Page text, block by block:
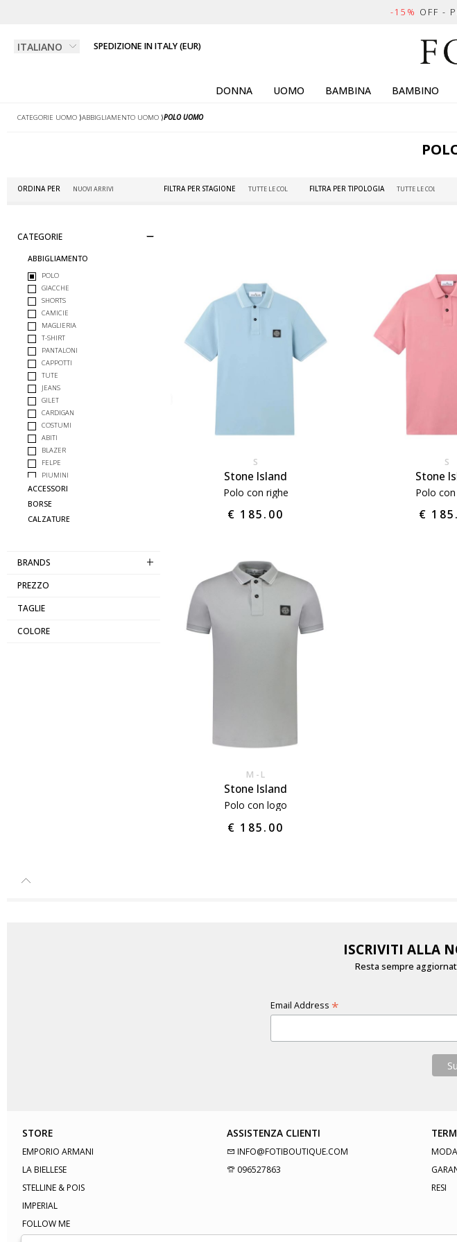
-15% OFF -
SPEDIZIONE IN ITALY (EUR)
DONNA UOMO BAMBINA BAMBINO
CATEGORIE UOMO ⟩ABBIGLIAMENTO UOMO ⟩POLO UOMO
ORDINA PER FILTRA PER STAGIONE FILTRA PER TIPOLOGIA
CATEGORIE
ABBIGLIAMENTO
POLO
GIACCHE
SHORTS
CAMICIE
MAGLIERIA
T-SHIRT
PANTALONI
CAPPOTTI
TUTE
JEANS
GILET
CARDIGAN
COSTUMI
ABITI
BLAZER
FELPE
PIUMINI
INTIMO
GIUBBOTTI
ACCESSORI
BORSE
CALZATURE
BRANDS
PREZZO
TAGLIE
COLORE
S
Stone Island
Polo con righe
€ 185.00
S
Stone
Polo
€
M L
Stone Island
Polo con logo
€ 185.00
ISCRIVITI ALLA
Resta sempre
Email Address *
STORE
EMPORIO ARMANI
LA BIELLESE
STELLINE & POIS
IMPERIAL
FOLLOW ME
ASSISTENZA CLIENTI
INFO@FOTIBOUTIQUE.COM
096527863
RESI